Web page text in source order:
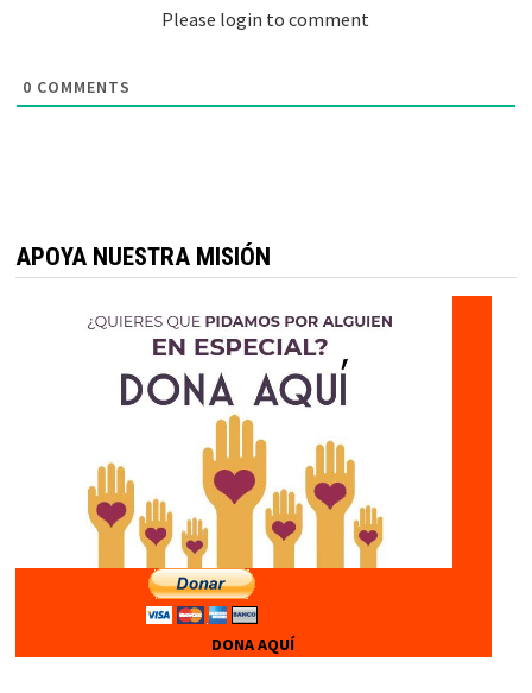
Please login to comment
0 COMMENTS
APOYA NUESTRA MISIÓN
DONA AQUÍ